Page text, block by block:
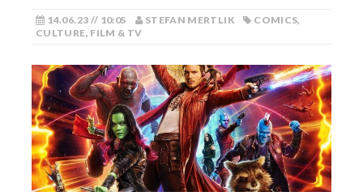
14.06.23 // 10:05 STEFAN MERTLIK COMICS,
CULTURE, FILM & TV